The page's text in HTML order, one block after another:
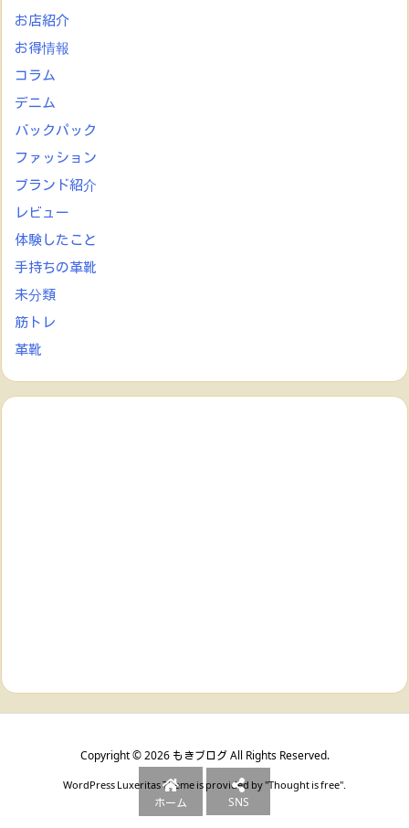
お店紹介
お得情報
コラム
デニム
バックパック
ファッション
ブランド紹介
レビュー
体験したこと
手持ちの革靴
未分類
筋トレ
革靴
Copyright ©2026 もきブログAll Rights Reserved.
WordPress Luxeritas Theme is provided by "Thought is free".
ホーム SNS